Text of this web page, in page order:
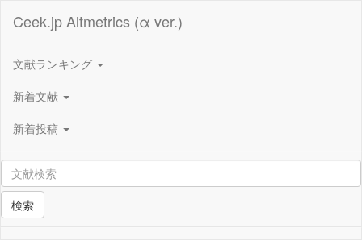
Ceek.jp Altmetrics (α ver.)
文献ランキング
新着文献
新着投稿
検索